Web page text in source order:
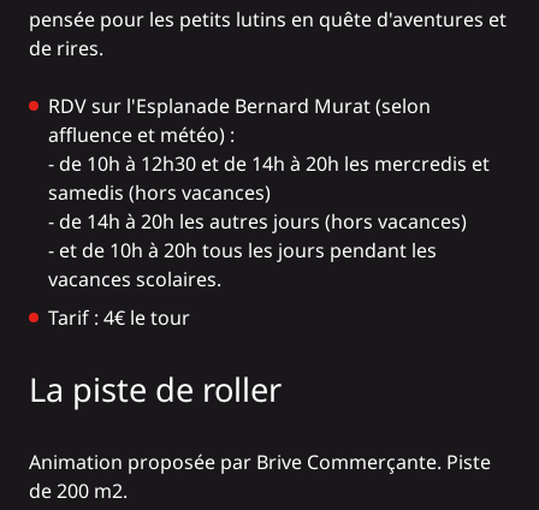
pensée pour les petits lutins en quête d'aventures et
de rires.
RDV sur l'Esplanade Bernard Murat (selon
affluence et météo) :
- de 10h à 12h30 et de 14h à 20h les mercredis et
samedis (hors vacances)
- de 14h à 20h les autres jours (hors vacances)
- et de 10h à 20h tous les jours pendant les
vacances scolaires.
Tarif : 4€ le tour
La piste de roller
Animation proposée par Brive Commerçante. Piste
de 200 m2.